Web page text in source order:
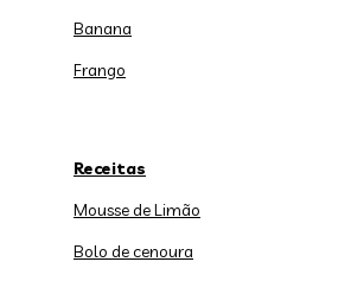
Banana
Frango
Receitas
Mousse de Limão
Bolo de cenoura